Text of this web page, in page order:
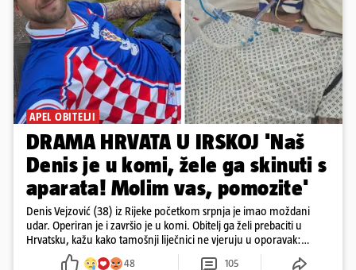
APEL OBITELJI
DRAMA HRVATA U IRSKOJ 'Naš
Denis je u komi, žele ga skinuti s
aparata! Molim vas, pomozite'
Denis Vejzović (38) iz Rijeke početkom srpnja je imao moždani
udar. Operiran je i završio je u komi. Obitelj ga želi prebaciti u
Hrvatsku, kažu kako tamošnji liječnici ne vjeruju u oporavak:
'Imamo 72 sata'
48 105